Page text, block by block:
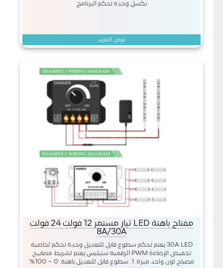
بكسل وحدة تحكم البرنامج
عرض المزيد
مفتاح باهتة LED تيار مستمر 12 فولت 24 فولت
8A/30A
30A LED يعتم تحكم سطوع قابل للتعديل وحدة تحكم لخاصية
تخفيض الإضاءة PWM الرقمية ستبليس يعتم لشريط مصابيح
مصباح لون واحد ميزة: 1. سطوع قابل للتعديل باهتة: 0 ~ 100%